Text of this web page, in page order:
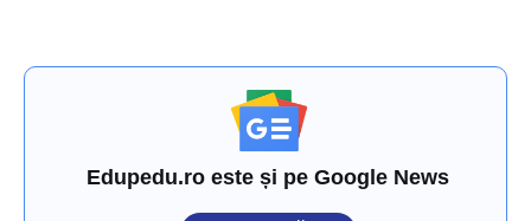
Edupedu.ro este și pe Google News